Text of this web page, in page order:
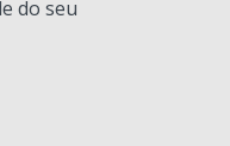
do seu